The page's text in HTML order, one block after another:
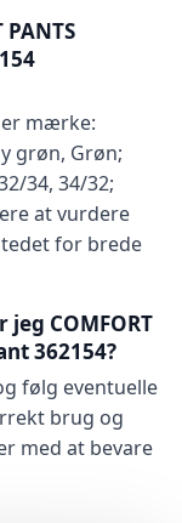
mærke:
grøn, Grøn;
34, 34/32;
at vurdere
for brede
COMFORT
362154?
følg eventuelle
brug og
med at bevare